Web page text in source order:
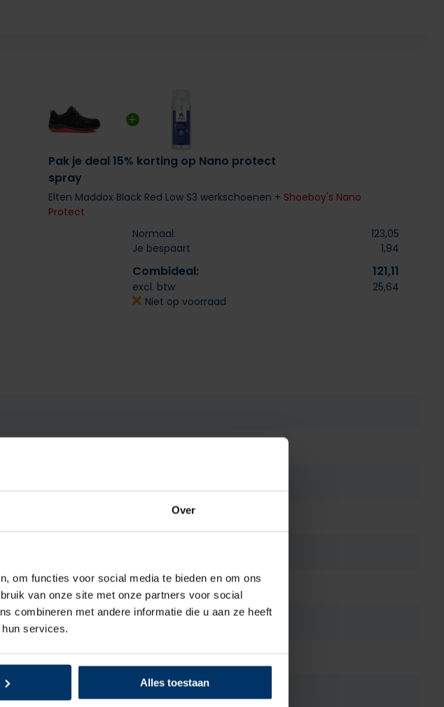
Over
om functies voor social media te bieden en om ons
van onze site met onze partners voor social
combineren met andere informatie die u aan ze heeft
services.
Alles toestaan
Pak je deal 15% korting op Nano protect
spray
Elten Maddox Black Red Low S3 werkschoenen + Shoeboy's Nano
Protect
Normaal:
123,05
Je bespaart
1,94
Combideal: 121,11
excl. btw
25,64
Niet op voorraad